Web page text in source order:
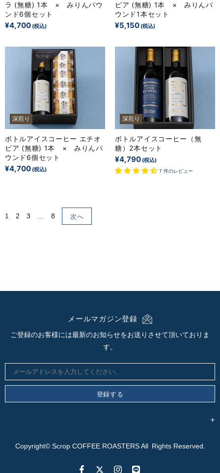
ラ (無糖) 1本 × みりんパウ
ンド6個セット
¥4,700
ピア (無糖) 1本 × みりんパ
ウンド1本セット
¥5,150
深煎り
ボトルアイスコーヒー エチオ
ピア (無糖) 1本 × みりんパ
ウンド6個セット
¥4,700
深煎り
ボトルアイスコーヒー（無
糖）2本セット
¥4,790
7 件のレビュー
1 2 3 8 次へ
メールマガジン登録
ご登録のお客様には最新のお知らせをお送りさせて頂いておりま
す。
Copyright© Scrop COFFEE ROASTERS All Rights Reserved.